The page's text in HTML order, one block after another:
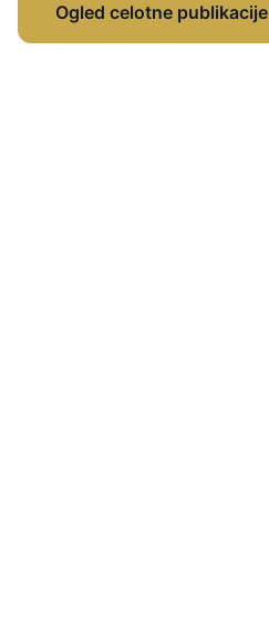
Ogled celotne publikacije